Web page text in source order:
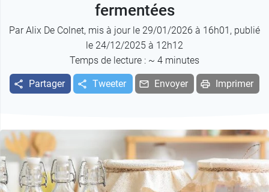
fermentées
ParAlix De Colnet, mis à jour le 29/01/2026 à 16h01, publié
le 24/12/2025 à 12h12
Temps de lecture : ~ 4 minutes
Partager Tweeter Envoyer Imprimer